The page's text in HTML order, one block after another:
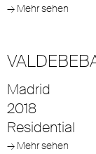
→ Mehr sehen
Madrid
2018
Residential
→ Mehr sehen